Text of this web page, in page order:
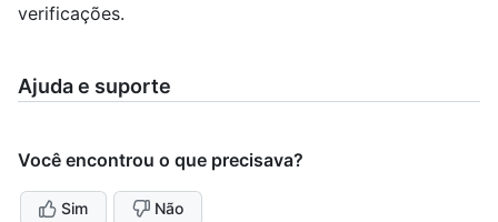
verificações.
Ajuda e suporte
Você encontrou o que precisava?
Sim Não